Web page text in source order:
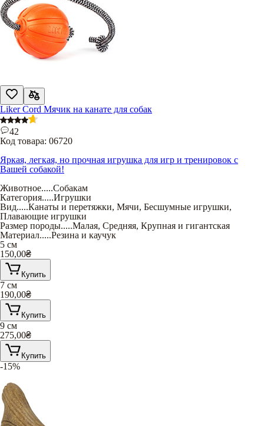
Liker Cord Мячик на канате для собак
42
Код товара: 06720
Яркая, легкая, но прочная игрушка для игр и тренировок с
Вашей собакой!
Животное.....Собакам
Категория.....Игрушки
Вид.....Канаты и перетяжки, Мячи, Бесшумные игрушки,
Плавающие игрушки
Размер породы.....Малая, Средняя, Крупная и гигантская
Материал.....Резина и каучук
5 см
150,00₴
Купить
7 см
190,00₴
Купить
9 см
275,00₴
Купить
-15%